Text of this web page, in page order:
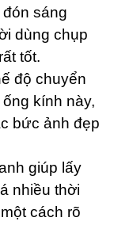
sáng
dùng chụp
tốt.
độ chuyển
kính này,
bức ảnh đẹp
giúp lấy
nhiều thời
cách rõ